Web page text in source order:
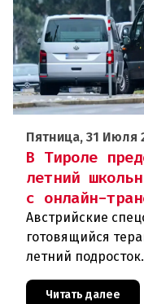
Пятница, 31 Июля
В Тироле
летний
с онлайн-
Австрийские
готовящийся
летний
намеревался
Читать далее